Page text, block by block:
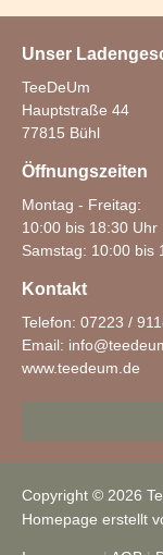
Unser
TeeDeUm
Hauptstraße 44
77815 Bühl
Öffnungszeiten
Montag - Freitag:
10:00 bis 18:30 Uhr
Samstag: 10:00 bis
Kontakt
Telefon: 07223 /
Email:
www.teedeum.de
Copyright © 2026
Homepage erstellt